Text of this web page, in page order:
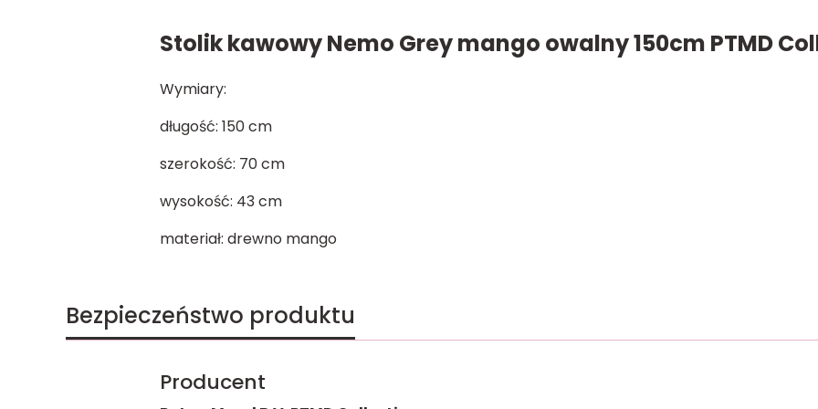
Stolik kawowy Nemo Grey mango owalny 150cm PTMD
Wymiary:
długość: 150 cm
szerokość: 70 cm
wysokość: 43 cm
materiał: drewno mango
Bezpieczeństwo produktu
Producent